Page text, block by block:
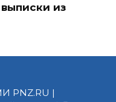
из
PNZ.RU |